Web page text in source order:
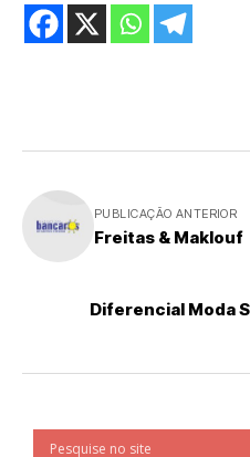
PUBLICAÇÃO ANTERIOR
Freitas & Maklouf
Diferencial Moda